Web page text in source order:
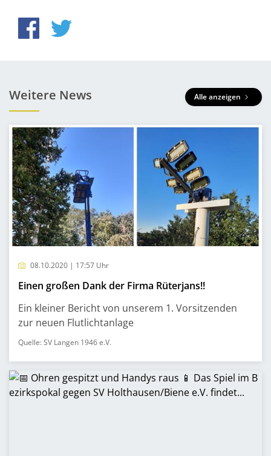
Weitere News Alle anzeigen
08.10.2020 | 17:57 Uhr
Einen großen Dank der Firma Rüterjans!!
Ein kleiner Bericht von unserem 1. Vorsitzenden
zur neuen Flutlichtanlage
Quelle: SV Langen 1946 e.V.